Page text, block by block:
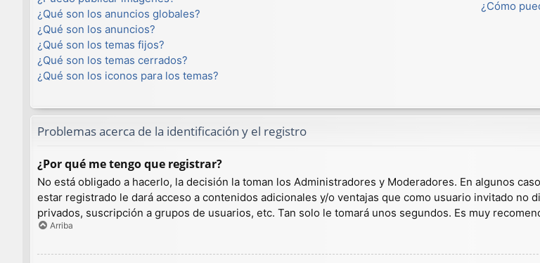
¿Qué son los anuncios globales?
¿Qué son los anuncios?
¿Qué son los temas fijos?
¿Qué son los temas cerrados?
¿Qué son los iconos para los temas?
¿Cómo
Problemas acerca de la identificación y el registro
¿Por qué me tengo que registrar?
No está obligado a hacerlo, la decisión la toman los Administradores y Moderadores. En algunos
estar registrado le dará acceso a contenidos adicionales y/o ventajas que como usuario invitado no
privados, suscripción a grupos de usuarios, etc. Tan solo le tomará unos segundos. Es muy
Arriba